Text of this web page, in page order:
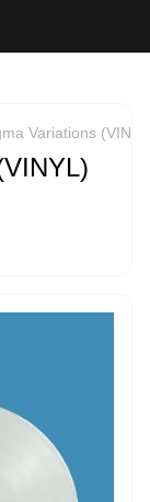
Variations